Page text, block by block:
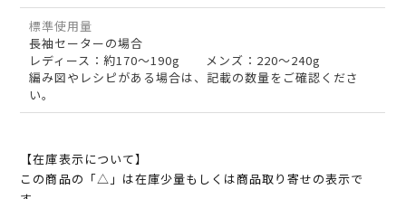
標準使用量
長袖セーターの場合
レディース：約170～190g メンズ：220～240g
編み図やレシピがある場合は、記載の数量をご確認くださ
い。
【在庫表示について】
この商品の「△」は在庫少量もしくは商品取り寄せの表示で